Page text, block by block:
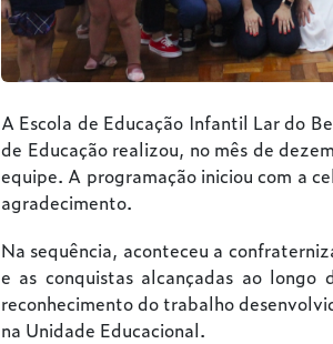
A Escola de Educação Infantil Lar do
de Educação realizou, no mês de
equipe. A programação iniciou com a
agradecimento.
Na sequência, aconteceu a
e as conquistas alcançadas ao
reconhecimento do trabalho
na Unidade Educacional.